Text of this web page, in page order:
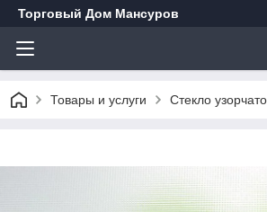
Торговый Дом Мансуров
Товары и услуги Стекло